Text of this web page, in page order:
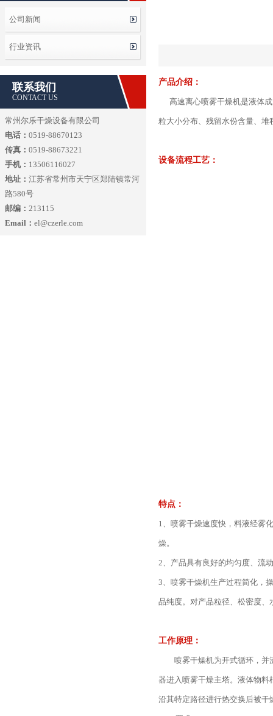
公司新闻
行业资讯
联系我们
CONTACT US
常州尔乐干燥设备有限公司
电话： 0519-88670123
传真： 0519-88673221
手机： 13506116027
地址： 江苏省常州市天宁区郑陆镇常河
路580号
邮编： 213115
Email： el@czerle.com
产品介绍：
高速离心喷雾干燥机是液体
粒大小分布、残留水份含量、
设备流程工艺：
特点：
1、喷雾干燥速度快，料液经雾
燥。
2、产品具有良好的均匀度、流
3、喷雾干燥机生产过程简化，
品纯度。对产品粒径、松密度
工作原理：
喷雾干燥机为开式循环，并流
器进入喷雾干燥主塔。液体物
沿其特定路径进行热交换后被